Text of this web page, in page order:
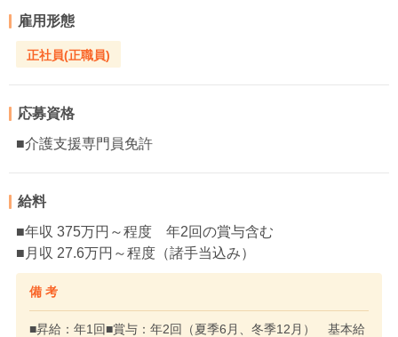
雇用形態
正社員(正職員)
応募資格
■介護支援専門員免許
給料
■年収 375万円～程度 年2回の賞与含む
■月収 27.6万円～程度（諸手当込み）
備 考
■昇給：年1回■賞与：年2回（夏季6月、冬季12月） 基本給